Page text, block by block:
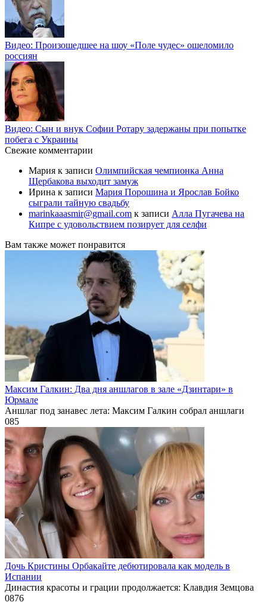
Видео: Произошедшее на шоу «Поле чудес» ошеломило
россиян
Видео: Сын и внук Софии Ротару задержаны при попытке
побега с Украины
Свежие комментарии
Мария к записи Олимпийская чемпионка Анна
Щербакова выходит замуж
Ирина к записи Мария Порошина и Ярослав Бойко
сыграли тайную свадьбу
marinkaaasmir@gmail.com к записи Алла Пугачева на
Кипре с удовольствием позирует для селфи
Вам также может понравится
Максим Галкин: Два дня аншлагов в зале «Дзинтари» в
Юрмале
Аншлаг под занавес лета: Максим Галкин собрал аншлаги
085
Дочь Кристины Орбакайте дебютировала как модель в
Испании
Династия красоты и грации продолжается: Клавдия Земцова
0876